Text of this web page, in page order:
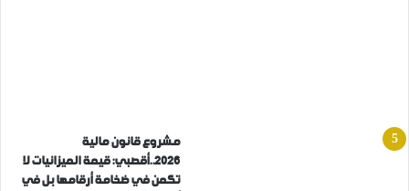
مشروع قانون مالية
2026..أقصبي: قيمة الميزانيات لا
تكمن في ضخامة أرقامها بل في